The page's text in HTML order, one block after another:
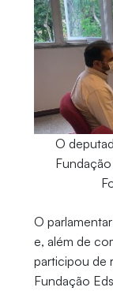
O
O
e, além de
participou de
Fundação